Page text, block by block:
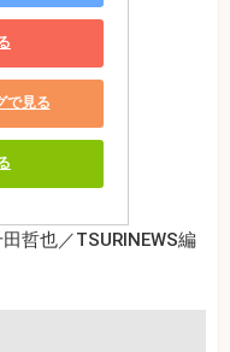
で見る
哲也／TSURINEWS編